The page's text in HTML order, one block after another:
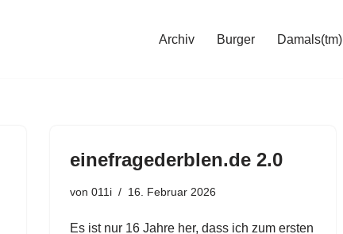
Archiv Burger Damals(tm)
einefragederblen.de 2.0
von 011i 16. Februar 2026
Es ist nur 16 Jahre her, dass ich zum ersten